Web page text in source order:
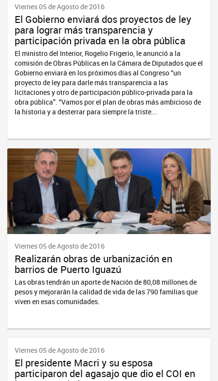
Viernes 05 de Agosto de 2016
El Gobierno enviará dos proyectos de ley
para lograr más transparencia y
participación privada en la obra pública
El ministro del Interior, Rogelio Frigerio, le anunció a la
comisión de Obras Públicas en la Cámara de Diputados que el
Gobierno enviará en los próximos días al Congreso “un
proyecto de ley para darle más transparencia a las
licitaciones y otro de participación público-privada para la
obra pública”. “Vamos por el plan de obras más ambicioso de
la historia y a desterrar para siempre la triste...
Viernes 05 de Agosto de 2016
Realizarán obras de urbanización en
barrios de Puerto Iguazú
Las obras tendrán un aporte de Nación de 80,08 millones de
pesos y mejorarán la calidad de vida de las 790 familias que
viven en esas comunidades.
Viernes 05 de Agosto de 2016
El presidente Macri y su esposa
participaron del agasajo que dio el COI en